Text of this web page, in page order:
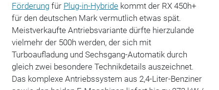
Förderungfür Plug-in-Hybridekommt der RX 450h+
für den deutschen Mark vermutlich etwas spät.
Meistverkaufte Antriebsvariante dürfte hierzulande
vielmehr der 500h werden, der sich mit
Turboaufladung und Sechsgang-Automatik durch
gleich zwei besondere Technikdetails auszeichnet.
Das komplexe Antriebssystem aus 2,4-Liter-Benziner